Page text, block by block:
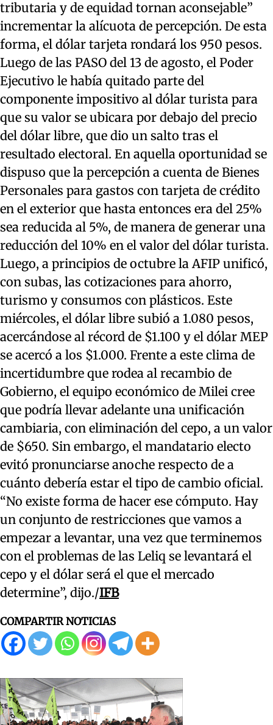
tributaria y de equidad tornan aconsejable”
incrementar la alícuota de percepción. De esta
forma, el dólar tarjeta rondará los 950 pesos.
Luego de las PASO del 13 de agosto, el Poder
Ejecutivo le había quitado parte del
componente impositivo al dólar turista para
que su valor se ubicara por debajo del precio
del dólar libre, que dio un salto tras el
resultado electoral. En aquella oportunidad se
dispuso que la percepción a cuenta de Bienes
Personales para gastos con tarjeta de crédito
en el exterior que hasta entonces era del 25%
sea reducida al 5%, de manera de generar una
reducción del 10% en el valor del dólar turista.
Luego, a principios de octubre la AFIP unificó,
con subas, las cotizaciones para ahorro,
turismo y consumos con plásticos. Este
miércoles, el dólar libre subió a 1.080 pesos,
acercándose al récord de $1.100 y el dólar MEP
se acercó a los $1.000. Frente a este clima de
incertidumbre que rodea al recambio de
Gobierno, el equipo económico de Milei cree
que podría llevar adelante una unificación
cambiaria, con eliminación del cepo, a un valor
de $650. Sin embargo, el mandatario electo
evitó pronunciarse anoche respecto de a
cuánto debería estar el tipo de cambio oficial.
“No existe forma de hacer ese cómputo. Hay
un conjunto de restricciones que vamos a
empezar a levantar, una vez que terminemos
con el problemas de las Leliq se levantará el
cepo y el dólar será el que el mercado
determine”, dijo./IFB
COMPARTIR NOTICIAS